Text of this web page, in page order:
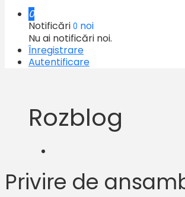
0
Notificări 0 noi
Nu ai notificări noi.
Înregistrare
Autentificare
Rozblog
Privire de